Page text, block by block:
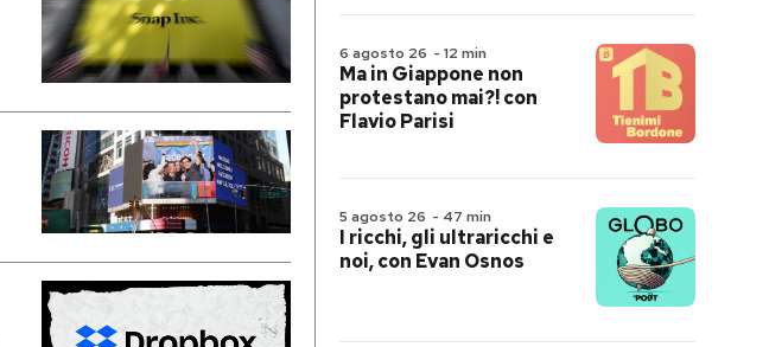
6 agosto 26 - 12 min
Ma in Giappone non
protestano mai?! con
Flavio Parisi
5 agosto 26 - 47 min
I ricchi, gli ultraricchi e
noi, con Evan Osnos